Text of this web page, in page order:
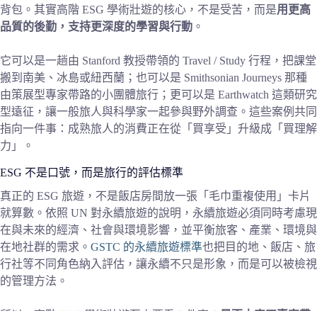
背包。其實高階 ESG 學術壯遊的核心，不是受苦，而是用更高
品質的後勤，支持更深度的學習與行動 。
它可以是一趟由 Stanford 教授帶領的 Travel / Study 行程，把課堂
搬到南美、冰島或紐西蘭；也可以是 Smithsonian Journeys 那種
由策展型專家帶路的小團體旅行；更可以是 Earthwatch 這類研究
型遠征，讓一般旅人與科學家一起參與野外調查。這些案例共同
指向一件事：成熟旅人的消費正在從「買享受」升級成「買理解
力」。
ESG 不是口號，而是旅行的評估標準
真正的 ESG 旅遊，不是飯店房間放一張「毛巾重複使用」卡片
就算數。依照 UN 對永續旅遊的說明，永續旅遊必須同時考慮現
在與未來的經濟、社會與環境影響，並平衡旅客、產業、環境與
在地社群的需求。 GSTC 的永續旅遊標準也把目的地、飯店、旅
行社等不同角色納入評估，讓永續不只是形象，而是可以被檢視
的管理方法。